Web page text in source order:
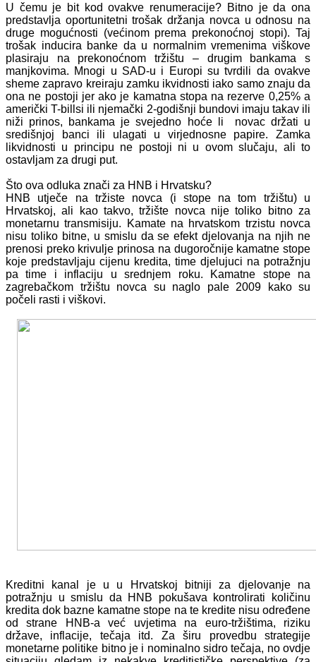
U čemu je bit kod ovakve renumeracije? Bitno je da ona
predstavlja oportunitetni trošak držanja novca u odnosu na
druge mogućnosti (većinom prema prekonoćnoj stopi). Taj
trošak inducira banke da u normalnim vremenima viškove
plasiraju na prekonoćnom tržištu – drugim bankama s
manjkovima. Mnogi u SAD-u i Europi su tvrdili da ovakve
sheme zapravo kreiraju zamku ikvidnosti iako samo znaju da
ona ne postoji jer ako je kamatna stopa na rezerve 0,25% a
američki T-billsi ili njemački 2-godišnji bundovi imaju takav ili
niži prinos, bankama je svejedno hoće li novac držati u
središnjoj banci ili ulagati u virjednosne papire. Zamka
likvidnosti u principu ne postoji ni u ovom slučaju, ali to
ostavljam za drugi put.
Što ova odluka znači za HNB i Hrvatsku?
HNB utječe na tržiste novca (i stope na tom tržištu) u
Hrvatskoj, ali kao takvo, tržište novca nije toliko bitno za
monetarnu transmisiju. Kamate na hrvatskom trzistu novca
nisu toliko bitne, u smislu da se efekt djelovanja na njih ne
prenosi preko krivulje prinosa na dugoročnije kamatne stope
koje predstavljaju cijenu kredita, time djelujuci na potražnju
pa time i inflaciju u srednjem roku. Kamatne stope na
zagrebačkom tržištu novca su naglo pale 2009 kako su
počeli rasti i viškovi.
Kreditni kanal je u u Hrvatskoj bitniji za djelovanje na
potražnju u smislu da HNB pokušava kontrolirati količinu
kredita dok bazne kamatne stope na te kredite nisu određene
od strane HNB-a već uvjetima na euro-tržištima, riziku
države, inflacije, tečaja itd. Za širu provedbu strategije
monetarne politike bitno je i nominalno sidro tečaja, no ovdje